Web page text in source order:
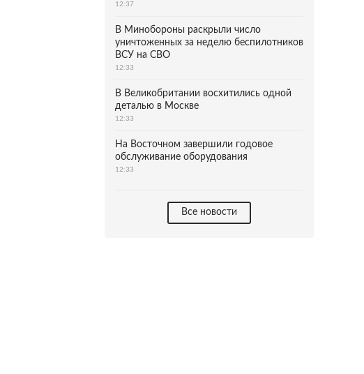
12:37
В Минобороны раскрыли число
уничтоженных за неделю беспилотников
ВСУ на СВО
12:33
В Великобритании восхитились одной
деталью в Москве
12:33
На Восточном завершили годовое
обслуживание оборудования
12:33
Все новости